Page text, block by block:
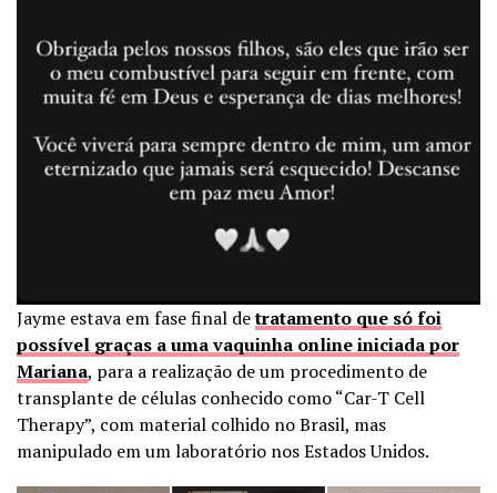
Jayme estava em fase final detratamento que só foi
possível graças a uma vaquinha online iniciada por
Mariana, para a realização de um procedimento de
transplante de células conhecido como “Car-T Cell
Therapy”, com material colhido no Brasil, mas
manipulado em um laboratório nos Estados Unidos.